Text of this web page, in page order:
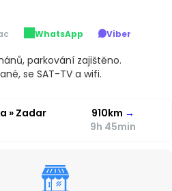
WhatsApp Viber
parkování zajištěno.
se SAT-TV a wifi.
» Zadar 910km →
9h 45min